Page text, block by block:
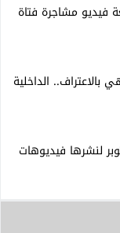
فيديو مشاجرة فتاة
الداخلية
لنشرها فيديوهات